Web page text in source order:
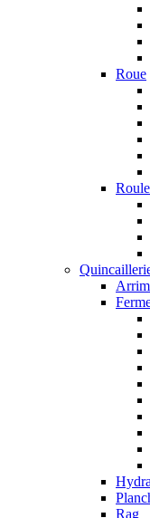
Roue
Rag